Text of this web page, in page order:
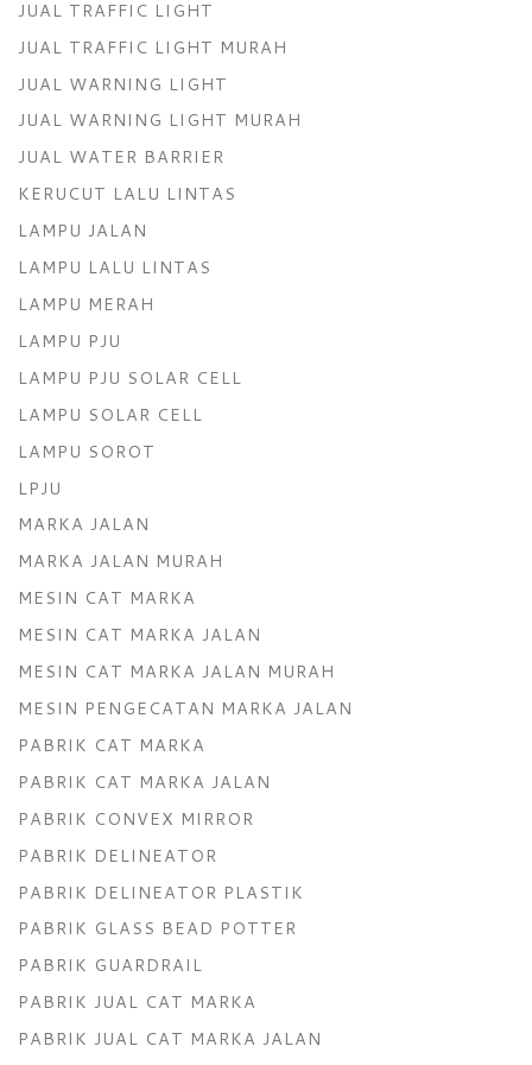
JUAL TRAFFIC LIGHT
JUAL TRAFFIC LIGHT MURAH
JUAL WARNING LIGHT
JUAL WARNING LIGHT MURAH
JUAL WATER BARRIER
KERUCUT LALU LINTAS
LAMPU JALAN
LAMPU LALU LINTAS
LAMPU MERAH
LAMPU PJU
LAMPU PJU SOLAR CELL
LAMPU SOLAR CELL
LAMPU SOROT
LPJU
MARKA JALAN
MARKA JALAN MURAH
MESIN CAT MARKA
MESIN CAT MARKA JALAN
MESIN CAT MARKA JALAN MURAH
MESIN PENGECATAN MARKA JALAN
PABRIK CAT MARKA
PABRIK CAT MARKA JALAN
PABRIK CONVEX MIRROR
PABRIK DELINEATOR
PABRIK DELINEATOR PLASTIK
PABRIK GLASS BEAD POTTER
PABRIK GUARDRAIL
PABRIK JUAL CAT MARKA
PABRIK JUAL CAT MARKA JALAN